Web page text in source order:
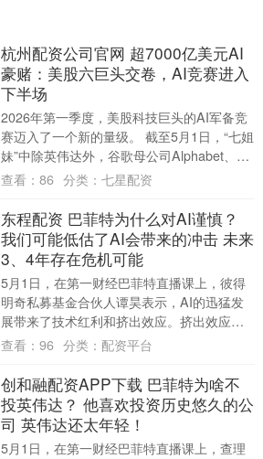
杭州配资公司官网 超7000亿美元AI
豪赌：美股六巨头交卷，AI竞赛进入
下半场
2026年第一季度，美股科技巨头的AI军备竞
赛迈入了一个新的量级。 截至5月1日，“七姐
妹”中除英伟达外，谷歌母公司Alphabet、微
软、亚马逊、Meta、苹....
查看： 86 分类： 七星配资
东程配资 巴菲特为什么对AI谨慎？
我们可能低估了AI会带来的冲击 未来
3、4年存在危机可能
5月1日，在第一财经巴菲特直播课上，彼得
明奇私募基金合伙人谭昊表示，AI的迅猛发
展带来了技术红利和挤出效应。挤出效应可
能才刚刚开始，可能在未来三、四年之内，
查看： 96 分类： 配资平台
创和融配资APP下载 巴菲特为啥不
投英伟达？ 他喜欢投资历史悠久的公
司 英伟达还太年轻！
5月1日，在第一财经巴菲特直播课上，查理